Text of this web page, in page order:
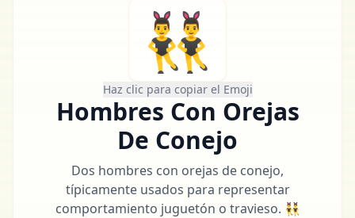
👯‍♂️
Haz clic para copiar el Emoji
Hombres Con Orejas
De Conejo
Dos hombres con orejas de conejo,
típicamente usados para representar
comportamiento juguetón o travieso. 👯‍♂️